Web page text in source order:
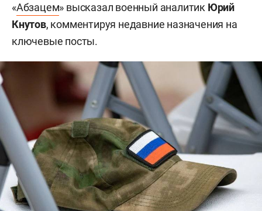
«Абзацем» высказал военный аналитик Юрий
Кнутов, комментируя недавние назначения на
ключевые посты.